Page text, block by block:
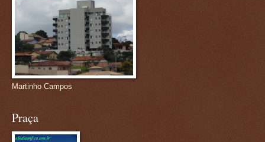
Martinho Campos
Praça